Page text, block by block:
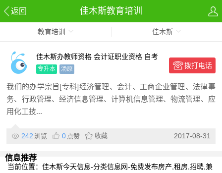
返回 佳木斯教育培训
教育培训 佳木斯
佳木斯办教师资格 会计证职业资格 自考
成教 专科本科
专升本 汤原 拨打电话
我们的办学宗旨[专科]经济管理、会计、工商企业管理、法律事
务、行政管理、经济信息管理、计算机信息管理、物流管理、应
用化工技...
242 浏览 0 点赞 收藏 2017-08-31
信息推荐
当前位置： 佳木斯今天信息-分类信息网-免费发布房产,租房,招聘,兼